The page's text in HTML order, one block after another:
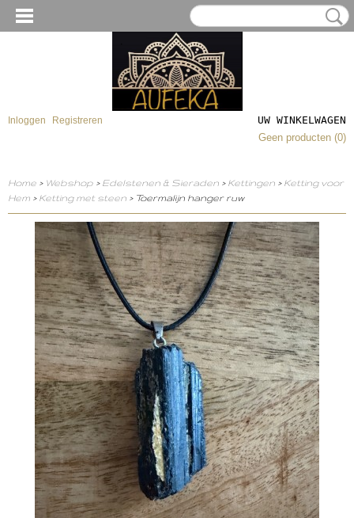
Inloggen Registreren
UW WINKELWAGEN
Geen producten (0)
Home > Webshop > Edelstenen & Sieraden > Kettingen > Ketting voor
Hem > Ketting met steen > Toermalijn hanger ruw